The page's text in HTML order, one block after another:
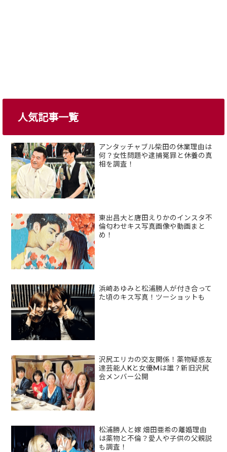
人気記事一覧
アンタッチャブル柴田の休業理由は
何？女性問題や逮捕冤罪と休養の真
相を調査！
東出昌大と唐田えりかのインスタ不
倫匂わせキス写真画像や動画まと
め！
浜崎あゆみと松浦勝人が付き合って
た頃のキス写真！ツーショットも
沢尻エリカの交友関係！薬物疑惑友
達芸能人Kと女優Mは誰？新旧沢尻
会メンバー公開
松浦勝人と嫁 畑田亜希の離婚理由
は薬物と不倫？愛人や子供の父親説
も調査！